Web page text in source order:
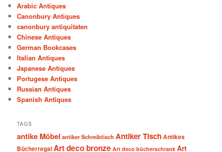
Arabic Antiques
Canonbury Antiques
canonbury antiquitaten
Chinese Antiques
German Bookcases
Italian Antiques
Japanese Antiques
Portugese Antiques
Russian Antiques
Spanish Antiques
TAGS
antike Möbel antiker Schreibtisch Antiker TischAntikes
BücherregalArt deco bronze Art deco bücherschrank Art